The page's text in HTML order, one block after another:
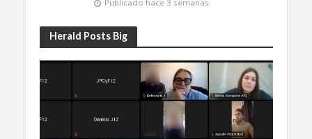
Publicado hace 3 semanas
Herald Posts Big